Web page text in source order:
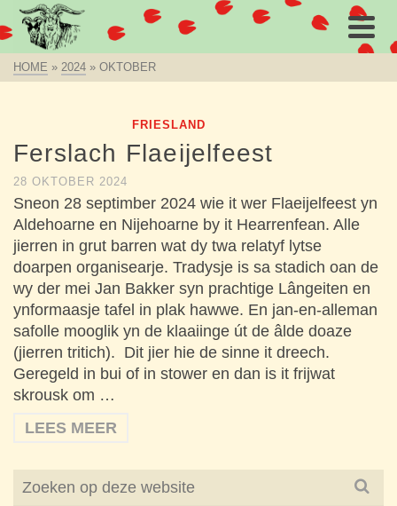
HOME » 2024 » OKTOBER
FRIESLAND
Ferslach Flaeijelfeest
28 OKTOBER 2024
Sneon 28 septimber 2024 wie it wer Flaeijelfeest yn
Aldehoarne en Nijehoarne by it Hearrenfean. Alle
jierren in grut barren wat dy twa relatyf lytse
doarpen organisearje. Tradysje is sa stadich oan de
wy der mei Jan Bakker syn prachtige Lângeiten en
ynformaasje tafel in plak hawwe. En jan-en-alleman
safolle mooglik yn de klaaiinge út de âlde doaze
(jierren tritich). Dit jier hie de sinne it dreech.
Geregeld in bui of in stower en dan is it frijwat
skrousk om …
LEES MEER
Search
for: